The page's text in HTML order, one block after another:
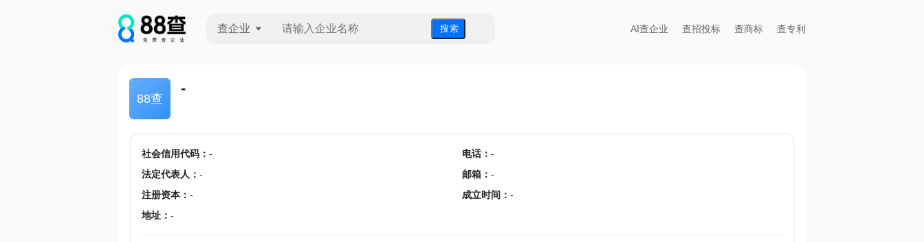
查企业 搜 索 AI查企业 查招投标 查商标 查专利
88查
-
社会信用代码： - 电话： -
法定代表人 ： - 邮箱 ： -
注册资本： - 成立时间 ： -
地址： -